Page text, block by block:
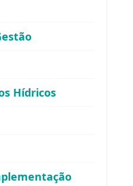
Hídricos
RJ